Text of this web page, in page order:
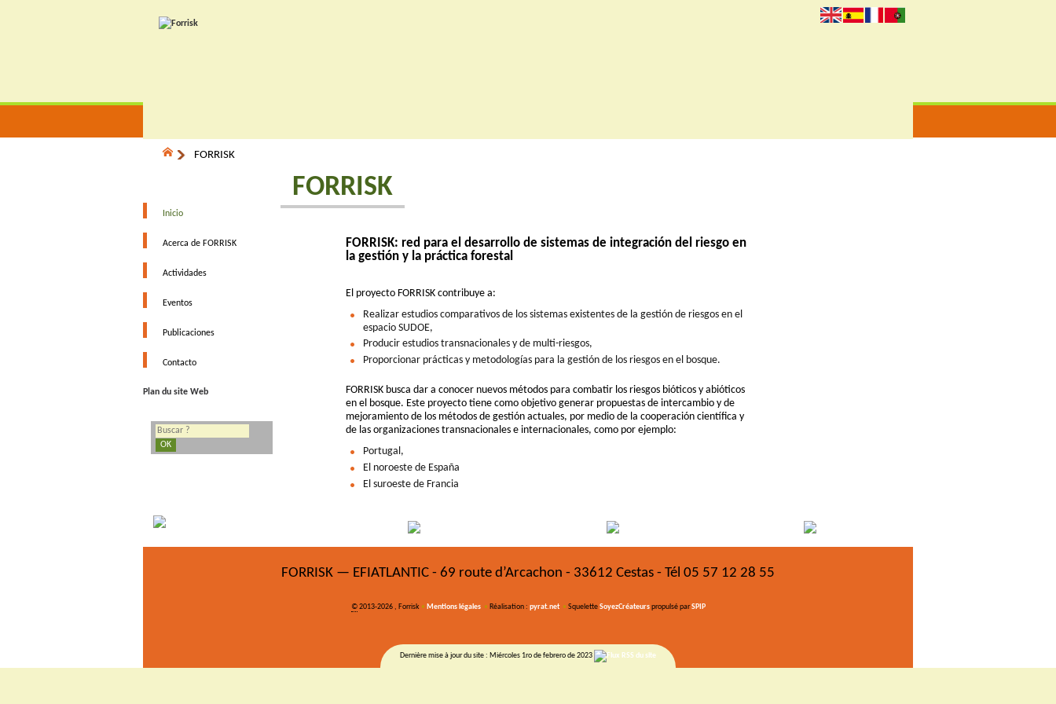
en es pt
FORRISK
FORRISK
FORRISK: red para el desarrollo de sistemas de integración del riesgo en
la gestión y la práctica forestal
El proyecto FORRISK contribuye a:
Realizar estudios comparativos de los sistemas existentes de la gestión de riesgos en el
espacio SUDOE,
Producir estudios transnacionales y de multi-riesgos,
Proporcionar prácticas y metodologías para la gestión de los riesgos en el bosque.
FORRISK busca dar a conocer nuevos métodos para combatir los riesgos bióticos y abióticos
en el bosque. Este proyecto tiene como objetivo generar propuestas de intercambio y de
mejoramiento de los métodos de gestión actuales, por medio de la cooperación científica y
de las organizaciones transnacionales e internacionales, como por ejemplo:
Portugal,
El noroeste de España
El suroeste de Francia
Inicio
Acerca de FORRISK
Actividades
Eventos
Publicaciones
Contacto
Plan du site Web
FORRISK — EFIATLANTIC - 69 route d’Arcachon - 33612 Cestas - Tél 05 57 12 28 55
©2013-2026 , Forrisk • Mentions légales • Réalisation : pyrat.net • SqueletteSoyezCréateurspropulsé parSPIP
Dernière mise à jour du site : Miércoles 1ro de febrero de 2023